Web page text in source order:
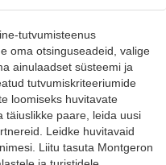
tutvumisteenus
oma otsinguseadeid, valige
ainulaadset süsteemi ja
tutvumiskriteeriumide
loomiseks huvitavate
täiuslikke paare, leida uusi
Leidke huvitavaid
Liitu tasuta Montgeron